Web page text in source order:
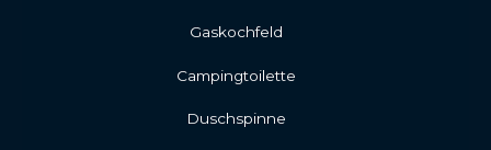
Gaskochfeld
Campingtoilette
Duschspinne